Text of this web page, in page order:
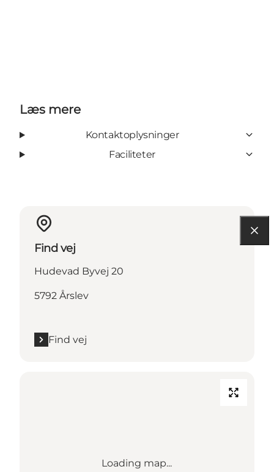
Læs mere
Kontaktoplysninger
Faciliteter
Find vej
Hudevad Byvej 20
5792 Årslev
Find vej
Loading map...